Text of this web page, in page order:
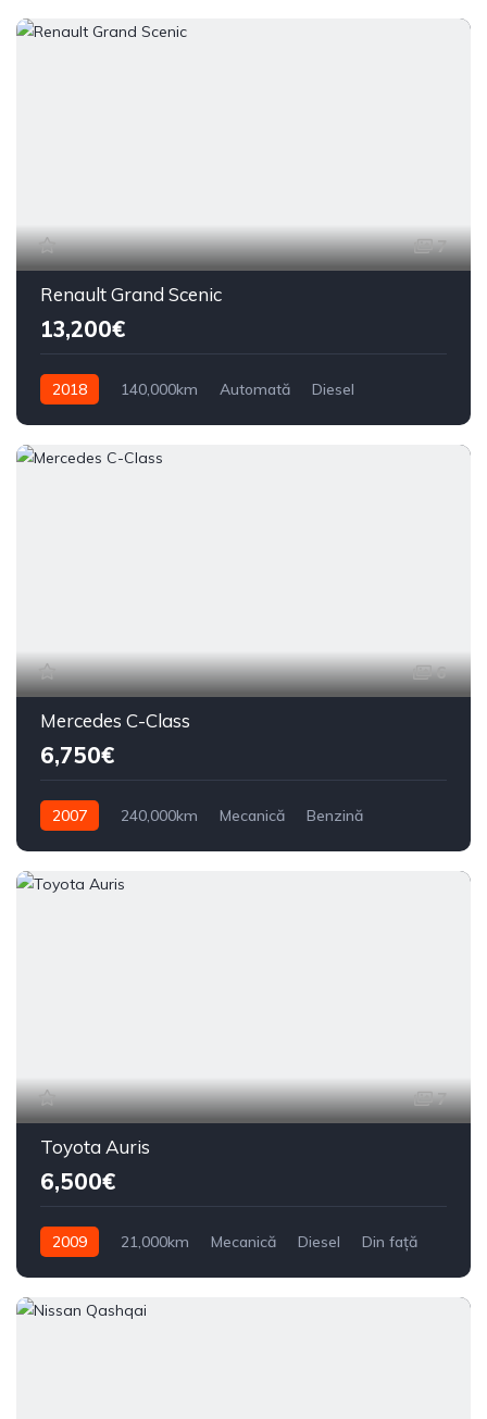
7
Renault Grand Scenic
13,200€
2018 140,000km Automată
Diesel
6
Mercedes C-Class
6,750€
2007 240,000km Mecanică
Benzină
7
Toyota Auris
6,500€
2009 21,000km Mecanică Diesel Din față